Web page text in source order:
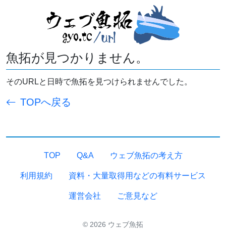
魚拓が見つかりません。
そのURLと日時で魚拓を見つけられませんでした。
TOPへ戻る
TOP Q&A ウェブ魚拓の考え方
利用規約 資料・大量取得用などの有料サービス
運営会社 ご意見など
© 2026 ウェブ魚拓